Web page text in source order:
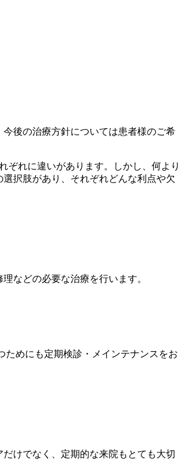
後の治療方針については患者様のご希
ぞれに違いがあります。しかし、何より
択肢があり、それぞれどんな利点や欠
などの必要な治療を行います。
めにも定期検診・メインテナンスをお
けでなく、定期的な来院もとても大切